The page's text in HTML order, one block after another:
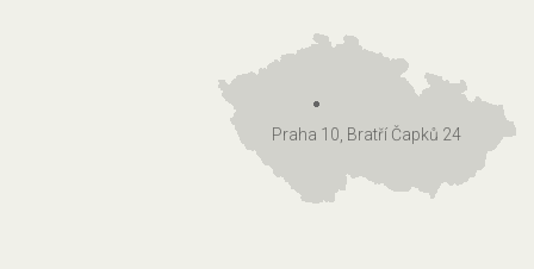
Praha 10, Bratří Čapků 24